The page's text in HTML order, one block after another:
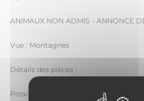
ANIMAUX NON ADMIS - ANNONCE
Vue : Montagnes
Détails des pièces :
Proximité :